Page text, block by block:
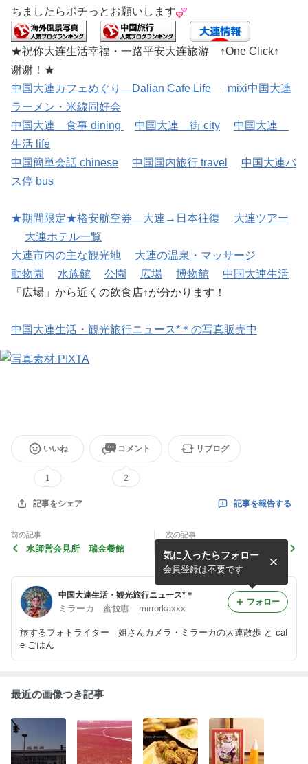
ちましたらポチっとお願いします
★祝你大连生活幸福・一路平安大连旅游 ↑One Click↑
谢谢！★
中国大連カフェめぐり Dalian Cafe Life
mixi中国大連
ラーメン・米線同好会
中国大連 食事 dining
中国大連 街 city
中国大連
生活 life
中国簡単会話 chinese
中国国内旅行 travel
中国大連バ
ス停 bus
★期間限定★格安航空券 大連→日本往復
大連ツアー
大連ホテル一覧
大連市内の主な観光地
大連の温泉・マッサージ
動物園
水族館 公園 広場 博物館
中国大連生活
「広場」から近くの飲食店↑が分かります！
中国大連生活・観光旅行ニュース*＊の写真販売中
いいね
1
コメント
2
リブログ
記事をシェア 記事を報告する
前の記事
水師営会見所 瑞金餐館
次の記事
大連新希望太空植物博覧園
中国大連生活・観光旅行ニュース*＊
ミラーカ 蜜拉咖 mirrorkaxxx
旅するフォトライター 姐さんカメラ・ミラーカの大連散歩 と caf
e ごはん
気に入ったらフォロー
会員登録は不要です
フォロー
最近の画像つき記事